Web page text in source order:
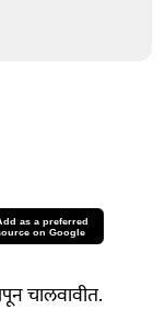
as a preferred
on Google
चालवावीत.